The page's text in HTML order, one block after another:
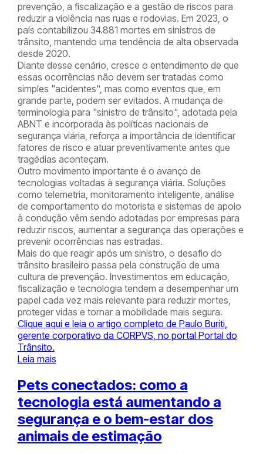
prevenção, a fiscalização e a gestão de riscos para
reduzir a violência nas ruas e rodovias. Em 2023, o
país contabilizou 34.881 mortes em sinistros de
trânsito, mantendo uma tendência de alta observada
desde 2020.
Diante desse cenário, cresce o entendimento de que
essas ocorrências não devem ser tratadas como
simples "acidentes", mas como eventos que, em
grande parte, podem ser evitados. A mudança de
terminologia para "sinistro de trânsito", adotada pela
ABNT e incorporada às políticas nacionais de
segurança viária, reforça a importância de identificar
fatores de risco e atuar preventivamente antes que
tragédias aconteçam.
Outro movimento importante é o avanço de
tecnologias voltadas à segurança viária. Soluções
como telemetria, monitoramento inteligente, análise
de comportamento do motorista e sistemas de apoio
à condução vêm sendo adotadas por empresas para
reduzir riscos, aumentar a segurança das operações e
prevenir ocorrências nas estradas.
Mais do que reagir após um sinistro, o desafio do
trânsito brasileiro passa pela construção de uma
cultura de prevenção. Investimentos em educação,
fiscalização e tecnologia tendem a desempenhar um
papel cada vez mais relevante para reduzir mortes,
proteger vidas e tornar a mobilidade mais segura.
Clique aqui e leia o artigo completo de Paulo Buriti,
gerente corporativo da CORPVS, no portal Portal do
Trânsito.
Leia mais
Pets conectados: como a
tecnologia está aumentando a
segurança e o bem-estar dos
animais de estimação